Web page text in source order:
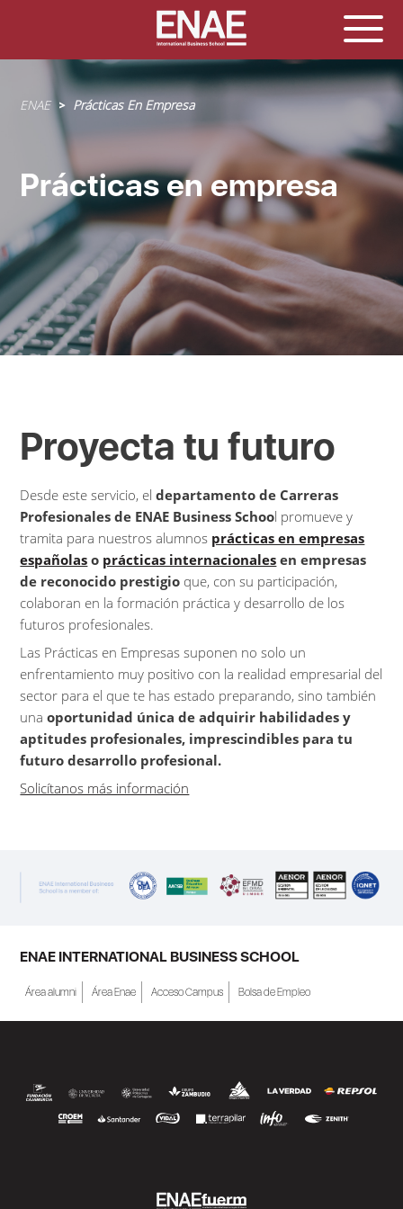
Sobrescribir
enlaces
a
la
navegación
ENAE Prácticas En Empresa
Prácticas en empresa
Proyecta tu futuro
Desde este servicio, eldepartamento de Carreras
Profesionales de ENAE Business School promueve y
tramita para nuestros alumnos prácticas en empresas
españolas o prácticas internacionales en empresas
de reconocido prestigio que, con su participación,
colaboran en la formación práctica y desarrollo de los
futuros profesionales.
Las Prácticas en Empresas suponen no solo un
enfrentamiento muy positivo con la realidad empresarial del
sector para el que te has estado preparando, sino también
una oportunidad única de adquirir habilidades y
aptitudes profesionales, imprescindibles para tu
futuro desarrollo profesional.
Solicítanos más información
ENAE INTERNATIONAL BUSINESS SCHOOL
Área alumni Área Enae Acceso Campus Bolsa de Empleo